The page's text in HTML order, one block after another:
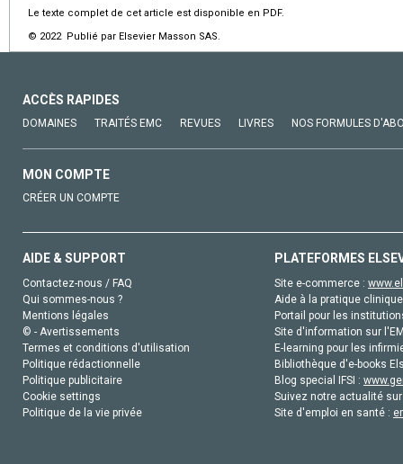
Le texte complet de cet article est disponible en PDF.
© 2022 Publié par Elsevier Masson SAS.
ACCÈS RAPIDES
DOMAINES TRAITÉS EMC REVUES LIVRES NOS FORMULES
MON COMPTE
CRÉER UN COMPTE
AIDE & SUPPORT
Contactez-nous / FAQ
Qui sommes-nous ?
Mentions légales
© - Avertissements
Termes et conditions d'utilisation
Politique rédactionnelle
Politique publicitaire
Cookie settings
Politique de la vie privée
PLATEFORMES
Site e-commerce :
Aide à la pratique
Portail pour les
Site d'information sur
E-learning pour les
Bibliothèque d'e-books
Blog special IFSI :
Suivez notre actualité
Site d'emploi en santé :